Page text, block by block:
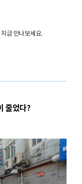
금 만나보세요.
줄었다?